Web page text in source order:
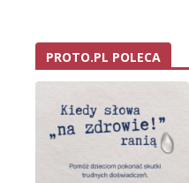
PROTO.PL POLECA